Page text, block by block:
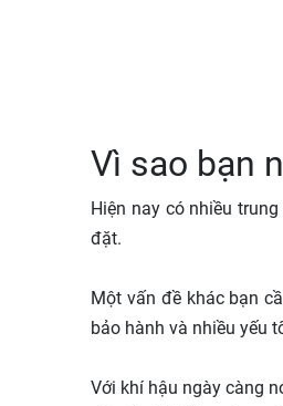
Vì sao bạn
Hiện nay có nhiều
đặt.
Một vấn đề khác bạn
bảo hành và nhiều yếu
Với khí hậu ngày càng